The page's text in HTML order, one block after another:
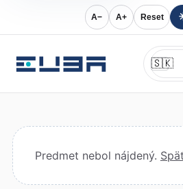
A− A+ Reset
🇸🇰
Predmet nebol nájdený.